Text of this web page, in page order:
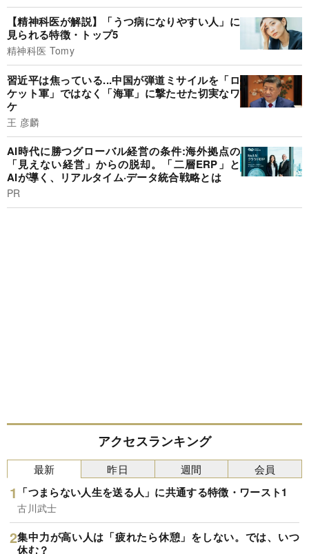
【精神科医が解説】「うつ病になりやすい人」に
見られる特徴・トップ5
精神科医 Tomy
習近平は焦っている...中国が弾道ミサイルを「ロ
ケット軍」ではなく「海軍」に撃たせた切実なワ
ケ
王 彦麟
AI時代に勝つグローバル経営の条件:海外拠点の
「見えない経営」からの脱却。「二層ERP」と
AIが導く、リアルタイム·データ統合戦略とは
PR
アクセスランキング
最新
「つまらない人生を送る人」に共通する特徴・ワースト1
古川武士
集中力が高い人は「疲れたら休憩」をしない。では、いつ
休む？
昨日 週間 会員